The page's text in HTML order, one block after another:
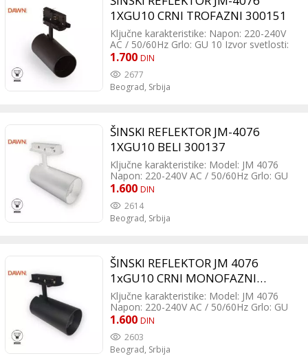
1XGU10 CRNI TROFAZNI 300151
Ključne karakteristike: Napon: 220-240V
AC / 50/60Hz Grlo: GU 10 Izvor svetlosti:
Sijalica (izmenjiva) Dimabilnost: Da (zavisi
Aluminijum/PC Dimenzije: Prečnik 60 mm,
visina 118 mm Montaža: Na šinu
1.700 DIN
2677
Beograd, Srbija
ŠINSKI REFLEKTOR JM-4076
1XGU10 BELI 300137
Ključne karakteristike: Model: JM 4076
Napon: 220-240V AC / 50/60Hz Grlo: GU
10 Izvor svetlosti: Sijalica (izmenjiva)
Boja: Bela Materijal: Aluminijum/PC
Dimenzije: Prečnik 60 mm, visina 118 mm
1.600 DIN
2614
Beograd, Srbija
ŠINSKI REFLEKTOR JM 4076
1xGU10 CRNI MONOFAZNI
300138
Ključne karakteristike: Model: JM 4076
Napon: 220-240V AC / 50/60Hz Grlo: GU
10 Izvor svetlosti: Sijalica (izmenjiva)
Boja: Crna Materijal: Aluminijum/PC
Dimenzije: Prečnik 60 mm, visina 118 mm
1.600 DIN
2603
Beograd, Srbija